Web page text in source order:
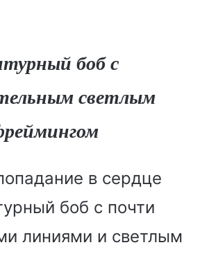
боб с
светлым
в сердце
боб с почти
линиями и светлым